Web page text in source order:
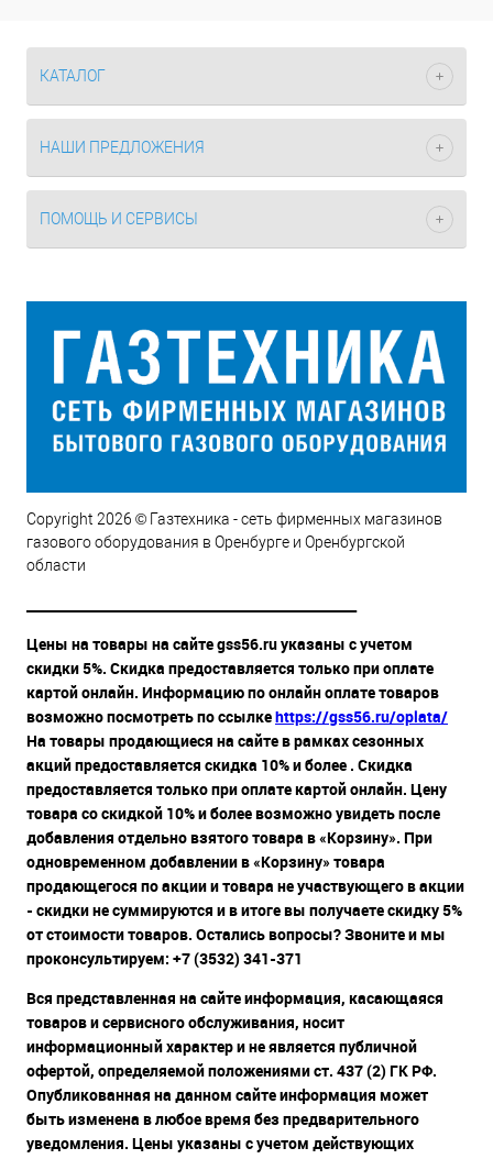
КАТАЛОГ
НАШИ ПРЕДЛОЖЕНИЯ
ПОМОЩЬ И СЕРВИСЫ
Copyright 2026 © Газтехника - сеть фирменных магазинов
газового оборудования в Оренбурге и Оренбургской
области
Цены на товары на сайте gss56.ru указаны с учетом
скидки 5%. Скидка предоставляется только при оплате
картой онлайн. Информацию по онлайн оплате товаров
возможно посмотреть по ссылкеhttps://gss56.ru/oplata/
На товары продающиеся на сайте в рамках сезонных
акций предоставляется скидка 10% и более . Скидка
предоставляется только при оплате картой онлайн. Цену
товара со скидкой 10% и более возможно увидеть после
добавления отдельно взятого товара в «Корзину». При
одновременном добавлении в «Корзину» товара
продающегося по акции и товара не участвующего в акции
- скидки не суммируются и в итоге вы получаете скидку 5%
от стоимости товаров. Остались вопросы? Звоните и мы
проконсультируем: +7 (3532) 341-371
Вся представленная на сайте информация, касающаяся
товаров и сервисного обслуживания, носит
информационный характер и не является публичной
офертой, определяемой положениями ст. 437 (2) ГК РФ.
Опубликованная на данном сайте информация может
быть изменена в любое время без предварительного
уведомления. Цены указаны с учетом действующих